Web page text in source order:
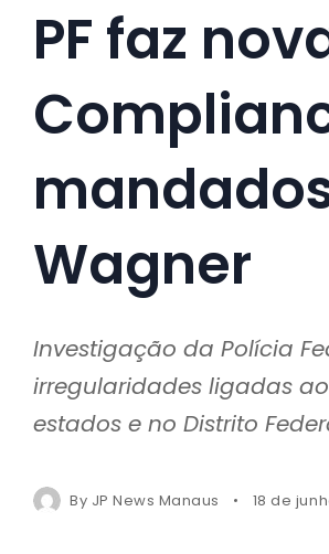
PF faz
Wagner
Investigação da Polícia
irregularidades ligadas
estados e no Distrito
By JP News Manaus 18 de